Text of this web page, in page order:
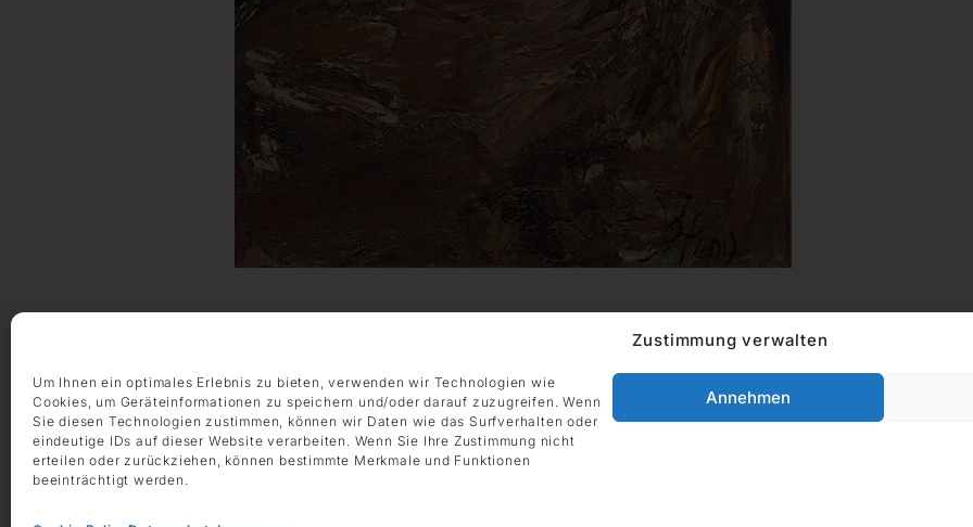
Zustimmung verwalten
Um Ihnen ein optimales Erlebnis zu bieten, verwenden wir Technologien wie
Cookies, um Geräteinformationen zu speichern und/oder darauf zuzugreifen. Wenn
Sie diesen Technologien zustimmen, können wir Daten wie das Surfverhalten oder
eindeutige IDs auf dieser Website verarbeiten. Wenn Sie Ihre Zustimmung nicht
erteilen oder zurückziehen, können bestimmte Merkmale und Funktionen
beeinträchtigt werden.
Annehmen